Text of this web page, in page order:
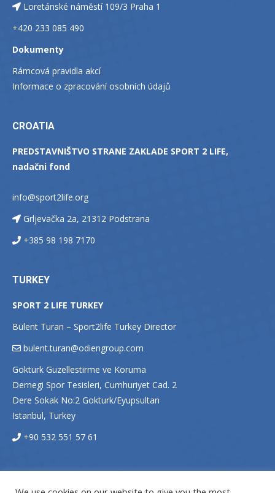
Loretánské náměstí 109/3 Praha 1
+420 233 085 490
Dokumenty
Rámcová pravidla akcí
Informace o zpracování osobních údajů
CROATIA
PREDSTAVNIŠTVO STRANE ZAKLADE SPORT 2 LIFE,
nadačni fond
info@sport2life.org
Grljevačka 2a, 21312 Podstrana
+385 98 198 7170
TURKEY
SPORT 2 LIFE TURKEY
Bülent Turan – Sport2life Turkey Director
bulent.turan@odiengroup.com
Gokturk Guzellestirme ve Koruma
Dernegi Spor Tesisleri, Cumhuriyet Cad. 2
Dere Sokak No:2 Gokturk/Eyupsultan
Istanbul, Turkey
+90 532 551 57 61